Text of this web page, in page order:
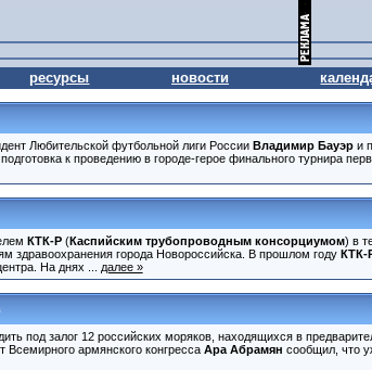
ресурсы новости
Любительской футбольной лиги России Владимир Бауэри
к проведению в городе-герое финального турнира
КТК-Р(Каспийским трубопроводным консорциумом) в
здравоохранения города Новороссийска. В прошлом году КТК-
На днях ...
далее »
под залог 12 российских моряков, находящихся в
Всемирного армянского конгресса Ара Абрамян сообщил, что